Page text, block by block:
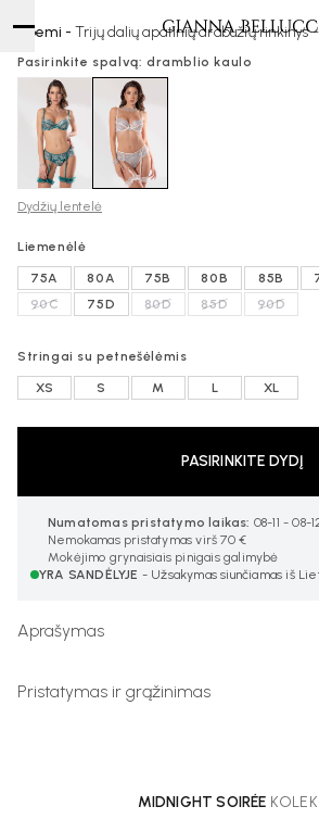
Noemi - Trijų dalių apatinių drabužių rinkinys
Pasirinkite spalvą: dramblio kaulo
Dydžių lentelė
Liemenėlė
75A 80A 75B 80B 85B
90C
75D 80D 85D 90D
Stringai su petnešėlėmis
XS S M L XL
PASIRINKITE DYDĮ
Numatomas pristatymo laikas: 08-11 - 08-
Nemokamas pristatymas virš 70 €
Mokėjimo grynaisiais pinigais galimybė
YRA SANDĖLYJE - Užsakymas siunčiamas iš
Aprašymas
Pristatymas ir grąžinimas
MIDNIGHT SOIRÉE